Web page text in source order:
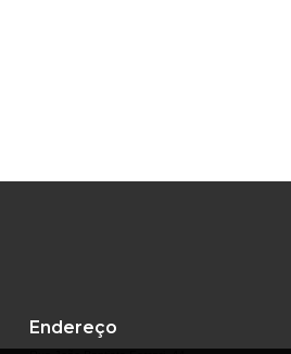
Endereço